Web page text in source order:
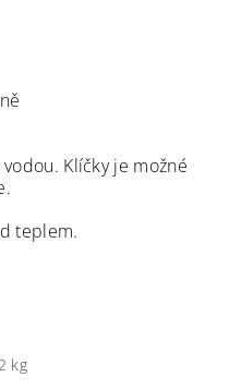
Klíčky je možné
teplem.
kg